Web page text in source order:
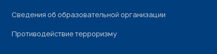
Сведения об образовательной организации
Противодействие терроризму